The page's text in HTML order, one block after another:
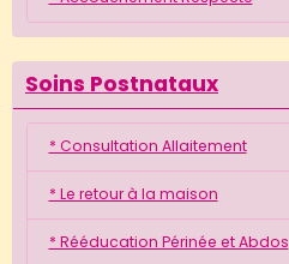
Soins Postnataux
* Consultation Allaitement
* Le retour à la maison
* Rééducation Périnée et Abdos